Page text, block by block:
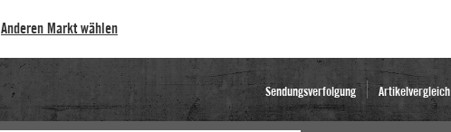
Anderen Markt wählen
Sendungsverfolgung Artikelvergleich